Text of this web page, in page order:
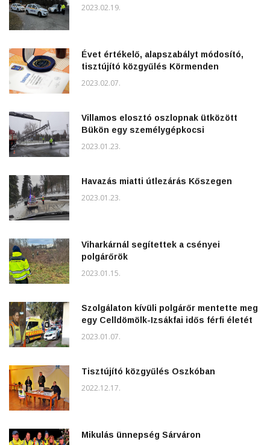
2023.02.19.
Évet értékelő, alapszabályt módosító,
tisztújító közgyűlés Körmenden
2023.02.07.
Villamos elosztó oszlopnak ütközött
Bükön egy személygépkocsi
2023.01.23.
Havazás miatti útlezárás Kőszegen
2023.01.23.
Viharkárnál segítettek a csényei
polgárőrök
2023.01.15.
Szolgálaton kívüli polgárőr mentette meg
egy Celldömölk-Izsákfai idős férfi életét
2023.01.07.
Tisztújító közgyűlés Oszkóban
2022.12.17.
Mikulás ünnepség Sárváron